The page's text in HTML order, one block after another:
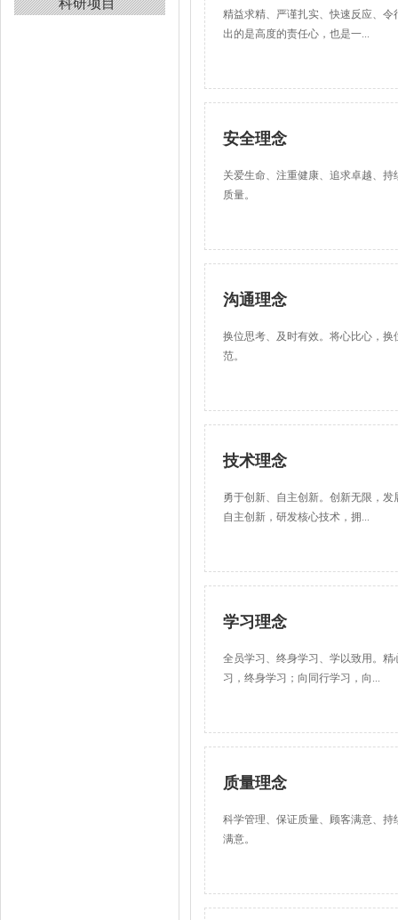
科研项目
精益求精、严谨扎实、快速反应、
出的是高度的责任心，也是一...
安全理念
关爱生命、注重健康、追求卓越、
质量。
沟通理念
换位思考、及时有效。将心比心，
范。
技术理念
勇于创新、自主创新。创新无限，
自主创新，研发核心技术，拥...
学习理念
全员学习、终身学习、学以致用。
习，终身学习；向同行学习，向...
质量理念
科学管理、保证质量、顾客满意、
满意。